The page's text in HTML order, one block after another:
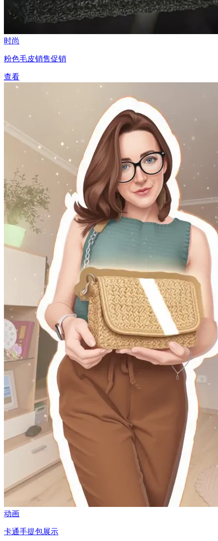
时尚
粉色毛皮销售促销
查看
动画
卡通手提包展示